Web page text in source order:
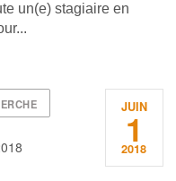
un(e) stagiaire en
JUIN
1
2018